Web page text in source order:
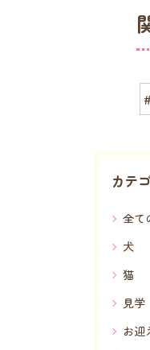
カテ
全て
犬
猫
見学
お迎